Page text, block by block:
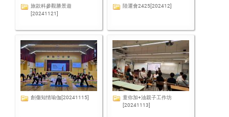
旅款科參觀勝景遊
[20241121]
陸運會2425[202412]
創傷知情瑜伽[20241115]
童你加+油親子工作坊
[20241113]